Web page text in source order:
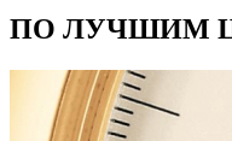
ПО ЛУЧШИМ